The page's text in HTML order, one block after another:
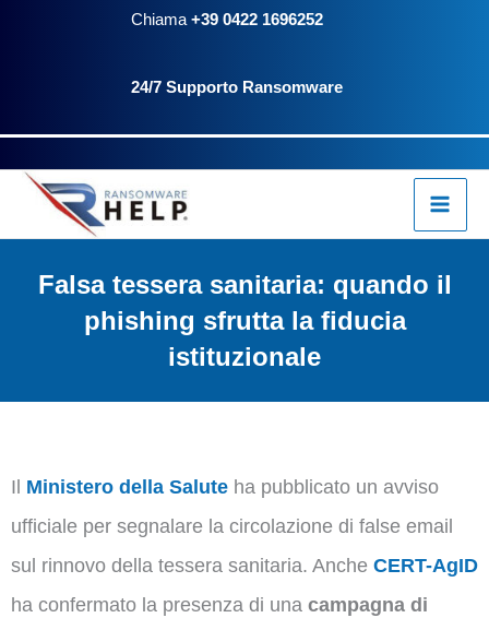
Chiama +39 0422 1696252
24/7 Supporto Ransomware
Falsa tessera sanitaria: quando il
phishing sfrutta la fiducia
istituzionale
Il Ministero della Salute ha pubblicato un avviso
ufficiale per segnalare la circolazione di false email
sul rinnovo della tessera sanitaria. Anche CERT-AgID
ha confermato la presenza di una campagna di